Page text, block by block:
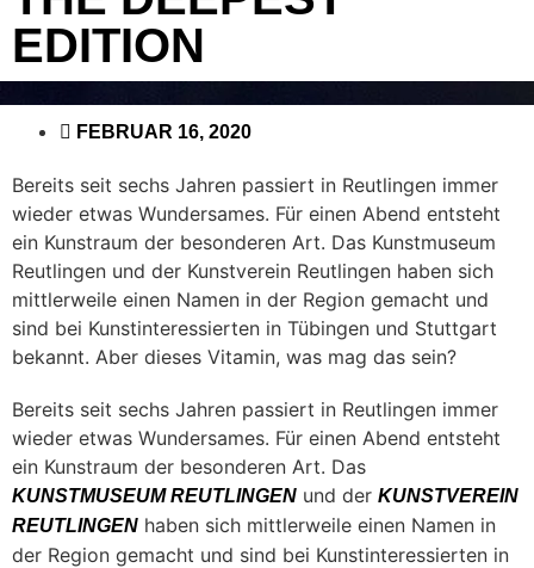
EDITION
FEBRUAR 16, 2020
Bereits seit sechs Jahren passiert in Reutlingen immer
wieder etwas Wundersames. Für einen Abend entsteht
ein Kunstraum der besonderen Art. Das Kunstmuseum
Reutlingen und der Kunstverein Reutlingen haben sich
mittlerweile einen Namen in der Region gemacht und
sind bei Kunstinteressierten in Tübingen und Stuttgart
bekannt. Aber dieses Vitamin, was mag das sein?
Bereits seit sechs Jahren passiert in Reutlingen immer
wieder etwas Wundersames. Für einen Abend entsteht
ein Kunstraum der besonderen Art. Das
KUNSTMUSEUM REUTLINGEN und der KUNSTVEREIN
REUTLINGEN haben sich mittlerweile einen Namen in
der Region gemacht und sind bei Kunstinteressierten in